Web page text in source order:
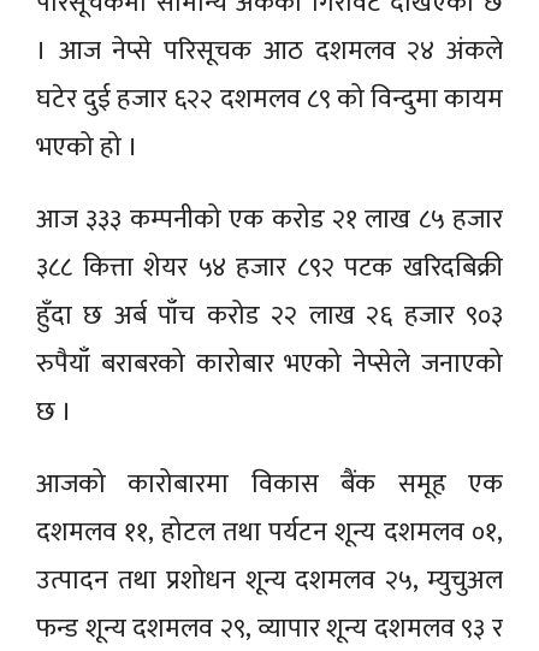
। आज नेप्से परिसूचक आठ दशमलव २४ अंकले
घटेर दुई हजार ६२२ दशमलव ८९ को विन्दुमा कायम
भएको हो ।
आज ३३३ कम्पनीको एक करोड २१ लाख ८५ हजार
३८८ कित्ता शेयर ५४ हजार ८९२ पटक खरिदबिक्री
हुँदा छ अर्ब पाँच करोड २२ लाख २६ हजार ९०३
रुपैयाँ बराबरको कारोबार भएको नेप्सेले जनाएको
छ ।
आजको कारोबारमा विकास बैंक समूह एक
दशमलव ११, होटल तथा पर्यटन शून्य दशमलव ०१,
उत्पादन तथा प्रशोधन शून्य दशमलव २५, म्युचुअल
फन्ड शून्य दशमलव २९, व्यापार शून्य दशमलव ९३ र